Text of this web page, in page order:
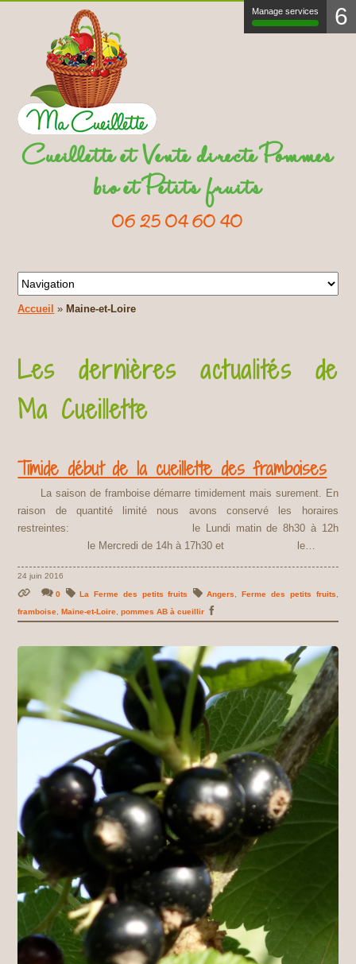
Cueillette et Vente directe Pommes
bio et Petits fruits
06 25 04 60 40
Accueil » Maine-et-Loire
Les dernières actualités de
Ma Cueillette
Timide début de la cueillette des framboises
La saison de framboise démarre timidement mais surement. En
raison de quantité limité nous avons conservé les horaires
restreintes: le Lundi matin de 8h30 à 12h
le Mercredi de 14h à 17h30 et le…
24 juin 2016
0 La Ferme des petits fruits Angers ,Ferme des petits fruits
framboise ,Maine-et-Loire ,pommes AB à cueillir
Manage services 6